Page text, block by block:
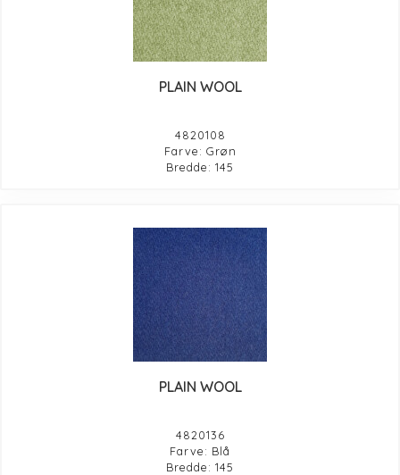
PLAIN WOOL
4820108
Farve: Grøn
Bredde: 145
PLAIN WOOL
4820136
Farve: Blå
Bredde: 145